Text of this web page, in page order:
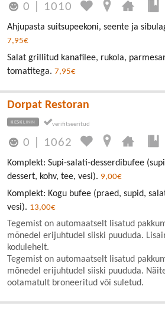
0 1010
Ahjupasta suitsupeekoni, seente ja
7,95€
Salat grillitud kanafilee, rukola,
tomatitega. 7,95€
Dorpat Restoran
KESKLINN
0 1062
Komplekt: Supi-salati-desserdibufee
dessert, kohv, tee, vesi). 9,00€
Komplekt: Kogu bufee (praed, supid,
vesi). 13,00€
Tegemist on automaatselt lisatud
mõnedel erijuhtudel siiski puududa.
kodulehelt.
Tegemist on automaatselt lisatud
mõnedel erijuhtudel siiski puududa.
ootamatult broneeritud või suletud.